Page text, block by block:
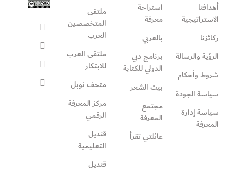
أهدافنا
الاستراتيجية
ركائزنا
الرؤية والرسالة
شروط وأحكام
سياسة الجودة
سياسة إدارة
المعرفة
استراحة
معرفة
بالعربي
برنامج دبي
الدولي للكتابة
بيت الشعر
مجتمع
المعرفة
عائلتي تقرأ‎
ملتقى
المتخصصين
العرب
ملتقى العرب
للابتكار
متحف نوبل
مركز المعرفة
الرقمي
قنديل
التعليمية
قنديل